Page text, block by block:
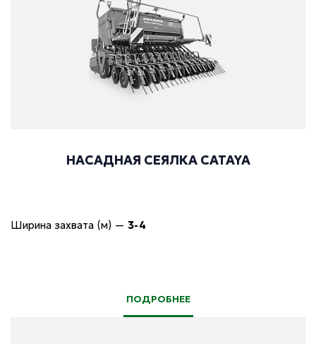
НАСАДНАЯ СЕЯЛКА CATAYA
Ширина захвата (м) — 3-4
ПОДРОБНЕЕ